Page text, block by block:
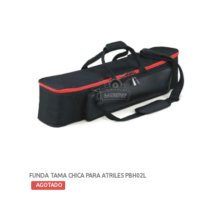
FUNDA TAMA CHICA PARA ATRILES PBH02L
AGOTADO